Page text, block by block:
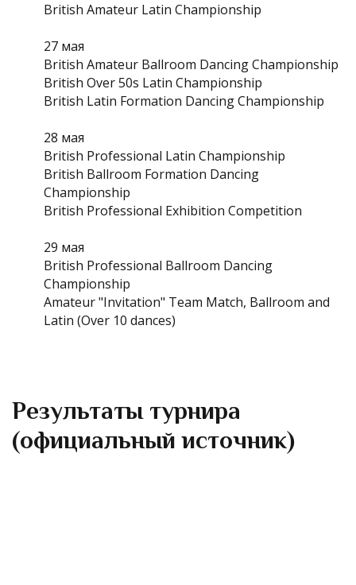
British Amateur Latin Championship
27 мая
British Amateur Ballroom Dancing Championship
British Over 50s Latin Championship
British Latin Formation Dancing Championship
28 мая
British Professional Latin Championship
British Ballroom Formation Dancing
Championship
British Professional Exhibition Competition
29 мая
British Professional Ballroom Dancing
Championship
Amateur "Invitation" Team Match, Ballroom and
Latin (Over 10 dances)
Результаты турнира
(официальный источник)